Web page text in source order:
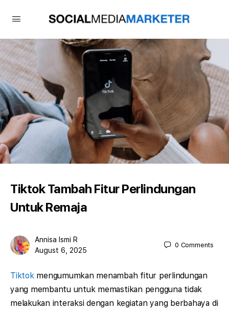
Tiktok Tambah Fitur Perlindungan
Untuk Remaja
Annisa Ismi R
August 6, 2025
0 Comments
Tiktokmengumumkan menambah fitur perlindungan
yang membantu untuk memastikan pengguna tidak
melakukan interaksi dengan kegiatan yang berbahaya di